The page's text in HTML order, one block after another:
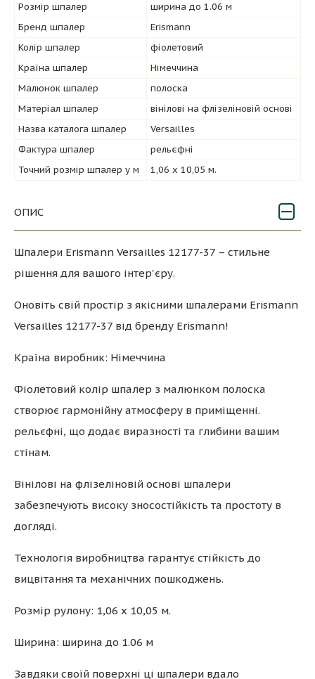
Розмір шпалер
ширина до 1.06 м
Бренд шпалер
Erismann
Колір шпалер
фіолетовий
Країна шпалер
Німеччина
Малюнок шпалер
полоска
Матеріал шпалер
вінілові на флізеліновій основі
Назва каталога шпалер
Versailles
Фактура шпалер
рельєфні
Точний розмір шпалер у м
1,06 х 10,05 м.
ОПИС
Шпалери Erismann Versailles 12177-37 – стильне
рішення для вашого інтер'єру.
Оновіть свій простір з якісними шпалерами Erismann
Versailles 12177-37 від бренду Erismann!
Країна виробник: Німеччина
Фіолетовий колір шпалер з малюнком полоска
створює гармонійну атмосферу в приміщенні.
рельєфні, що додає виразності та глибини вашим
стінам.
Вінілові на флізеліновій основі шпалери
забезпечують високу зносостійкість та простоту в
догляді.
Технологія виробництва гарантує стійкість до
вицвітання та механічних пошкоджень.
Розмір рулону: 1,06 х 10,05 м.
Ширина: ширина до 1.06 м
Завдяки своїй поверхні ці шпалери вдало